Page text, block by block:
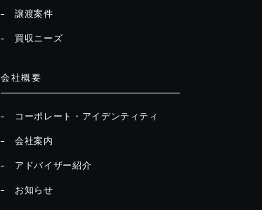
譲渡案件
買収ニーズ
会社概要
コーポレート・アイデンティティ
会社案内
アドバイザー紹介
お知らせ